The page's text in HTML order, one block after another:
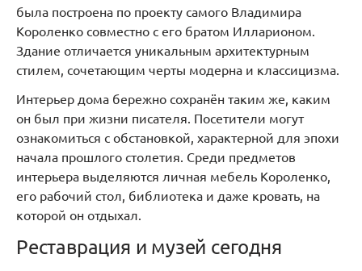
была построена по проекту самого Владимира
Короленко совместно с его братом Илларионом.
Здание отличается уникальным архитектурным
стилем, сочетающим черты модерна и классицизма.
Интерьер дома бережно сохранён таким же, каким
он был при жизни писателя. Посетители могут
ознакомиться с обстановкой, характерной для эпохи
начала прошлого столетия. Среди предметов
интерьера выделяются личная мебель Короленко,
его рабочий стол, библиотека и даже кровать, на
которой он отдыхал.
Реставрация и музей сегодня